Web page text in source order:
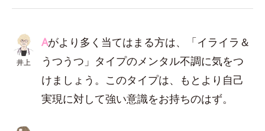
井上
Aがより多く当てはまる方は、「イライラ＆
うつうつ」タイプのメンタル不調に気をつ
けましょう。このタイプは、もとより自己
実現に対して強い意識をお持ちのはず。